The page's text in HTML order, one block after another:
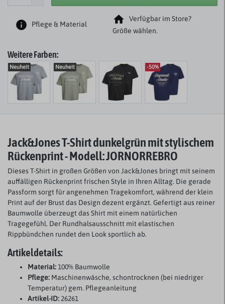
Pflege & Material
Verfügbar im Store?
Größe wählen.
Weitere Farben:
Neuheit Neuheit -50%
Jack&Jones T-Shirt dunkelgrün mit stylischem
Rückenprint - Modell: JORNORREBRO
Dieses T-Shirt in großen Größen von Jack&Jones bringt mit seinem
auffälligen Rückenprint frischen Style in Ihren Alltag. Die gerade
Passform sorgt für angenehmen Tragekomfort, während der klein
Print auf der Brust das Design dezent ergänzt. Gefertigt aus reiner
Baumwolle überzeugt das Shirt mit einem natürlichen
Tragegefühl. Der Rundhalsausschnitt mit elastischen
Rippbündchen rundet den Look sportlich ab.
Artikeldetails:
Material:100% Baumwolle
Pflege: Maschinenwäsche, schontrocknen (bei niedriger
Temperatur) gem. Pflegeanleitung
Artikel-ID:26261